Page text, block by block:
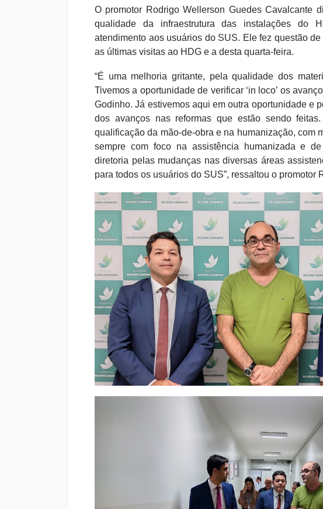
O promotor Rodrigo Wellerson Guedes Cavalcante
qualidade da infraestrutura das instalações do
atendimento aos usuários do SUS. Ele fez questão
as últimas visitas ao HDG e a desta quarta-feira.
“É uma melhoria gritante, pela qualidade dos
Tivemos a oportunidade de verificar ‘in loco’ os
Godinho. Já estivemos aqui em outra oportunidade e
dos avanços nas reformas que estão sendo
qualificação da mão-de-obra e na humanização, com
sempre com foco na assistência humanizada e
diretoria pelas mudanças nas diversas áreas
para todos os usuários do SUS”, ressaltou o promotor